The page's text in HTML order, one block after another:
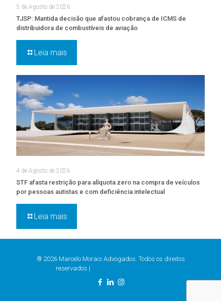
5 de Agosto de 2026
TJSP: Mantida decisão que afastou cobrança de ICMS de
distribuidora de combustíveis de aviação
Leia mais
4 de Agosto de 2026
STF afasta restrição para alíquota zero na compra de veículos
por pessoas autistas e com deficiência intelectual
Leia mais
® 2026 Marcelo Morais Advogados. Todos os direitos
reservados |